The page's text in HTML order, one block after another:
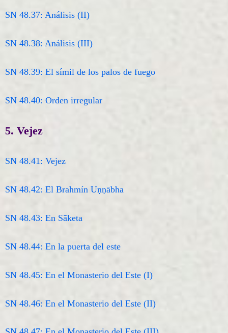
SN 48.37: Análisis (II)
SN 48.38: Análisis (III)
SN 48.39: El símil de los palos de fuego
SN 48.40: Orden irregular
5. Vejez
SN 48.41: Vejez
SN 48.42: El Brahmín Uṇṇābha
SN 48.43: En Sāketa
SN 48.44: En la puerta del este
SN 48.45: En el Monasterio del Este (I)
SN 48.46: En el Monasterio del Este (II)